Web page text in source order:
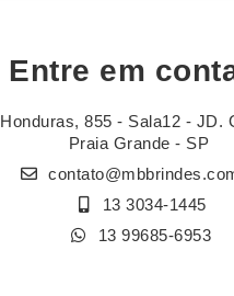
Entre em
855 - Sala12 - JD.
Praia Grande - SP
13 3034-1445
13 99685-6953